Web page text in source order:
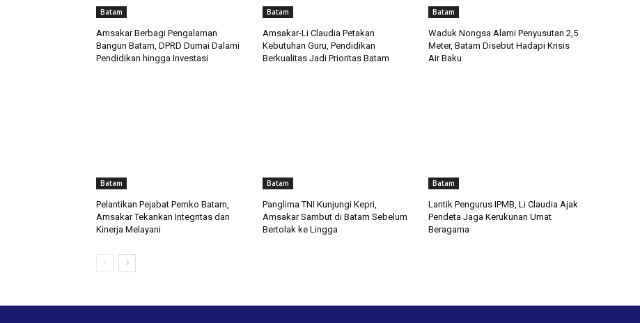
Batam
Amsakar Berbagi Pengalaman
Bangun Batam, DPRD Dumai Dalami
Pendidikan hingga Investasi
Batam
Amsakar-Li Claudia Petakan
Kebutuhan Guru, Pendidikan
Berkualitas Jadi Prioritas Batam
Batam
Waduk Nongsa Alami Penyusutan 2,5
Meter, Batam Disebut Hadapi Krisis
Air Baku
Batam
Pelantikan Pejabat Pemko Batam,
Amsakar Tekankan Integritas dan
Kinerja Melayani
Batam
Panglima TNI Kunjungi Kepri,
Amsakar Sambut di Batam Sebelum
Bertolak ke Lingga
Batam
Lantik Pengurus IPMB, Li Claudia Ajak
Pendeta Jaga Kerukunan Umat
Beragama